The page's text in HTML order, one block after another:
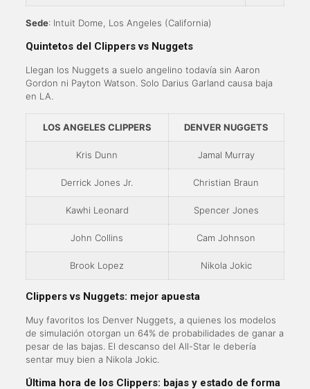
Sede: Intuit Dome, Los Angeles (California)
Quintetos del Clippers vs Nuggets
Llegan los Nuggets a suelo angelino todavía sin Aaron
Gordon ni Payton Watson. Solo Darius Garland causa baja
en LA.
LOS ANGELES CLIPPERS DENVER NUGGETS
Kris Dunn Jamal Murray
Derrick Jones Jr. Christian Braun
Kawhi Leonard Spencer Jones
John Collins Cam Johnson
Brook Lopez Nikola Jokic
Clippers vs Nuggets: mejor apuesta
Muy favoritos los Denver Nuggets, a quienes los modelos
de simulación otorgan un 64% de probabilidades de ganar a
pesar de las bajas. El descanso del All-Star le debería
sentar muy bien a Nikola Jokic.
Última hora de los Clippers: bajas y estado de forma